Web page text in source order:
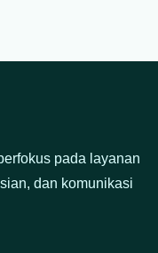
pada layanan
dan komunikasi